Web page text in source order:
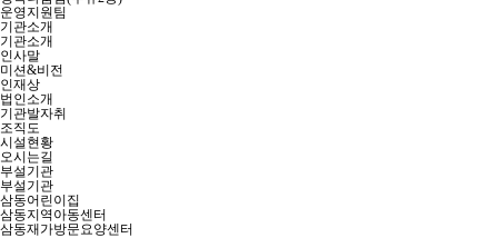
운영지원팀
기관소개
기관소개
인사말
미션&비전
인재상
법인소개
기관발자취
조직도
시설현황
오시는길
부설기관
부설기관
삼동어린이집
삼동지역아동센터
삼동재가방문요양센터